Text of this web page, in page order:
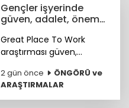
Gençler işyerinde
güven, adalet, önem
Great Place To Work
araştırması güven,
sağlık, anlam ve yapay
zekâya hazır kurum
kültürünün genç çalışan
2 gün önce
ÖNGÖRÜ ve
ARAŞTIRMALAR